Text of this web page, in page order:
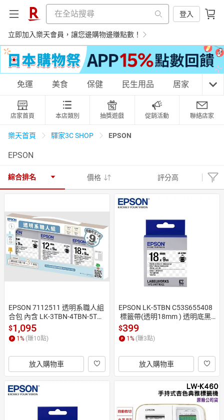
登入
立即加入樂天會員，讓您邊購物邊賺點數！
購物網分類
天天免運 美食蛋糕 養生保健
居家生活 3C家電 親子玩具
女裝 化妝保養 情趣用品
日本購物 電子/紙本書
HOT
免運 美食 保健 民生用品 居家 3C
店家首頁 本店類別 抽獎遊戲 促銷活動 聯絡店家
樂天首頁 驛家3C SHOP EPSON
EPSON
綜合排名 價格 評分高
EPSON 7112511 透明系職人組
合包 內含 LK-3TBN-4TBN-5TB
N 標籤帶寬度9、12mm、18m
m
$1,095
1 % (賺10點)
放入購物車
EPSON LK-5TBN C53S655408
標籤帶(透明18mm ) 透明底黑
字
$399
1 % (賺3點)
放入購物車